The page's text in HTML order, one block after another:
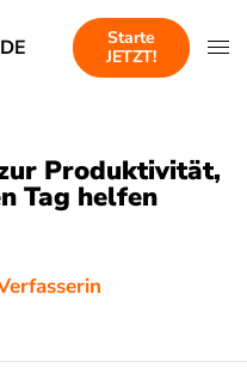
DE
Starte
JETZT!
Produktivität,
Tag helfen